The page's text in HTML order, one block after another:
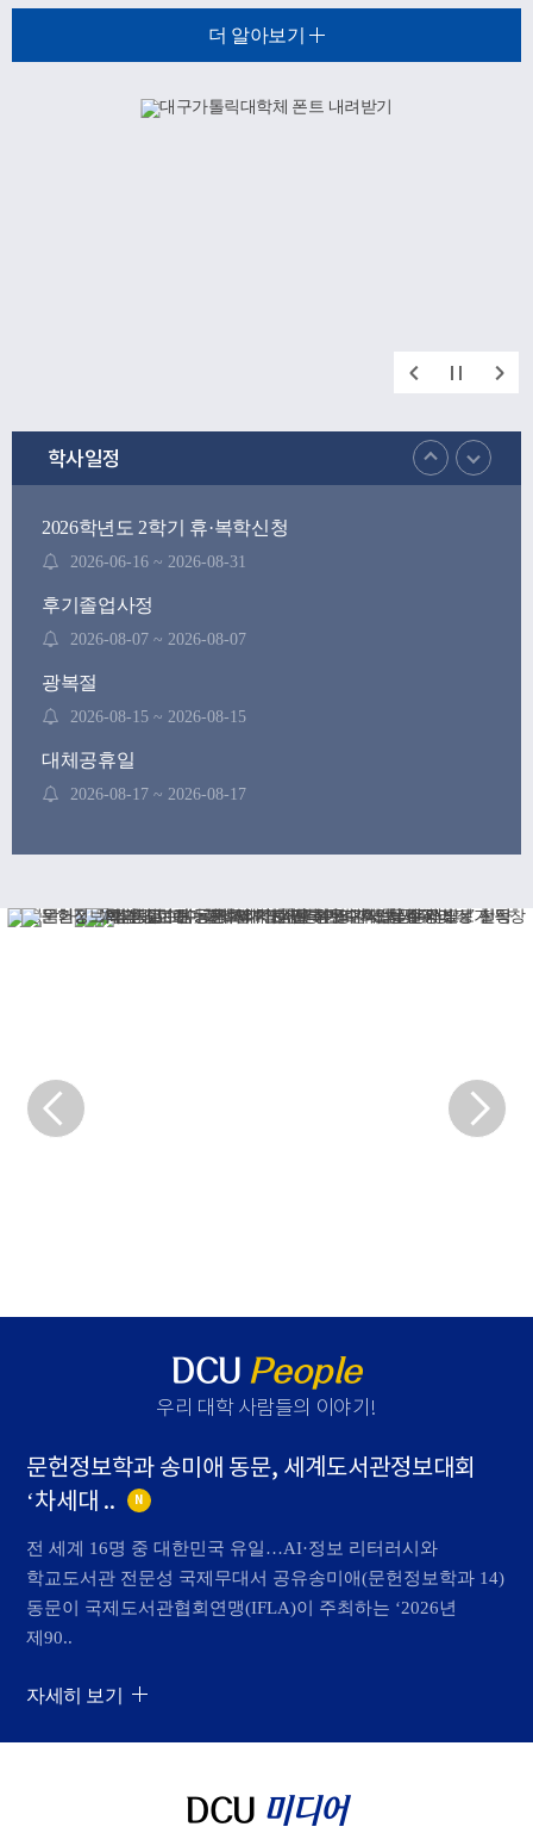
더 알아보기
학사일정
2026학년도 2학기 휴·복학신청
2026-06-16 ~ 2026-08-31
후기졸업사정
2026-08-07 ~ 2026-08-07
광복절
2026-08-15 ~ 2026-08-15
대체공휴일
2026-08-17 ~ 2026-08-17
DCU People
우리 대학 사람들의 이야기 !
문헌정보학과 송미애 동문, 세계도서관정보대회
‘차세대 ..
N
전 세계 16명 중 대한민국 유일…AI·정보 리터러시와
학교도서관 전문성 국제무대서 공유송미애(문헌정보학과 14)
동문이 국제도서관협회연맹(IFLA)이 주최하는 ‘2026년
제90..
자세히 보기
DCU 미디어